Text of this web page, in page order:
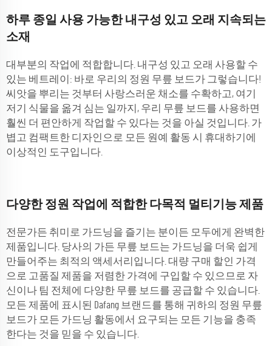
하루 종일 사용 가능한 내구성 있고 오래 지속되는
소재
대부분의 작업에 적합합니다. 내구성 있고 오래 사용할 수
있는 베트레이: 바로 우리의 정원 무릎 보드가 그렇습니다!
씨앗을 뿌리는 것부터 사랑스러운 채소를 수확하고, 여기
저기 식물을 옮겨 심는 일까지, 우리 무릎 보드를 사용하면
훨씬 더 편안하게 작업할 수 있다는 것을 아실 것입니다. 가
볍고 컴팩트한 디자인으로 모든 원예 활동 시 휴대하기에
이상적인 도구입니다.
다양한 정원 작업에 적합한 다목적 멀티기능 제품
전문가든 취미로 가드닝을 즐기는 분이든 모두에게 완벽한
제품입니다. 당사의 가든 무릎 보드는 가드닝을 더욱 쉽게
만들어주는 최적의 액세서리입니다. 대량 구매 할인 가격
으로 고품질 제품을 저렴한 가격에 구입할 수 있으므로 자
신이나 팀 전체에 다양한 무릎 보드를 공급할 수 있습니다.
모든 제품에 표시된 Dafang 브랜드를 통해 귀하의 정원 무릎
보드가 모든 가드닝 활동에서 요구되는 모든 기능을 충족
한다는 것을 믿을 수 있습니다.